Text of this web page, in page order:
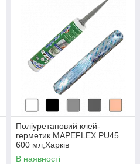
Поліуретановий клей-
герметик MAPEFLEX PU45
600 мл,Харків
В наявності